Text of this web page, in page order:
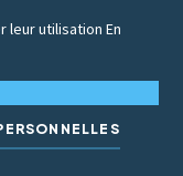
leur utilisationEn